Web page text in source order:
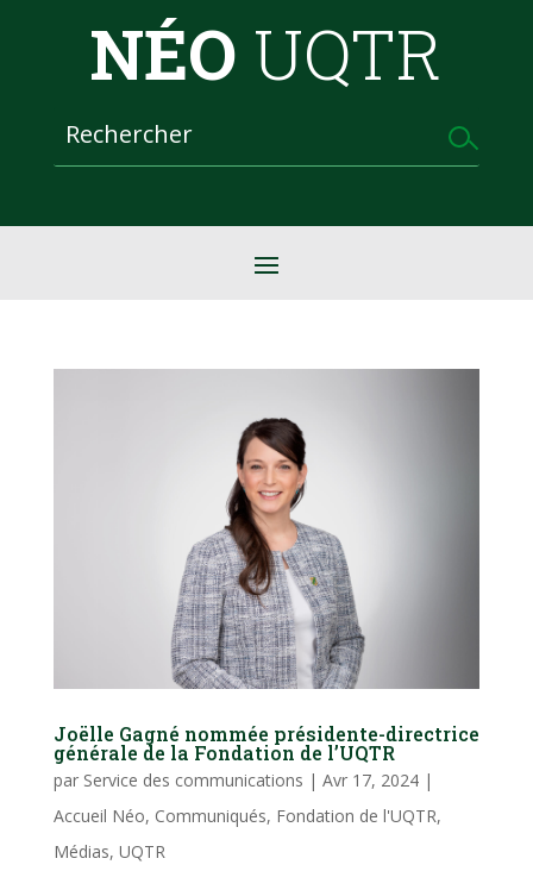
NÉO UQTR
Joëlle Gagné nommée présidente-directrice
générale de la Fondation de l’UQTR
par Service des communications | Avr 17, 2024|
Accueil Néo, Communiqués, Fondation de l'UQTR,
Médias, UQTR